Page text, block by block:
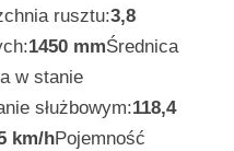
rusztu:3,8
1450 mmŚrednica
w stanie
służbowym:118,4
km/hPojemność